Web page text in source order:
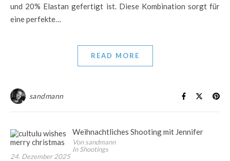
und 20% Elastan gefertigt ist. Diese Kombination sorgt für
eine perfekte…
READ MORE
sandmann
Weihnachtliches Shooting mit Jennifer
Von sandmann
In Shootings
24. Dezember 2025